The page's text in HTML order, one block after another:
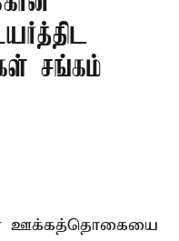
சங்கம்
ஊக்கத்தொகையை